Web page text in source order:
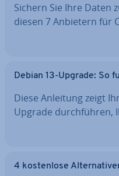
Sichern Sie Ihre Daten
diesen 7 Anbietern für
Debian 13-Upgrade: So
Diese Anleitung zeigt
Upgrade durch­füh­ren,
4 kos­ten­lo­se